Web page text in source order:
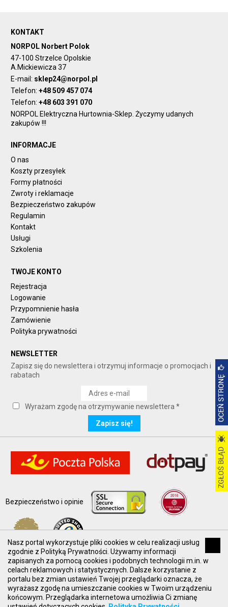
KONTAKT
NORPOL Norbert Polok
47-100 Strzelce Opolskie
A.Mickiewicza 37
E-mail: sklep24@norpol.pl
Telefon:+48 509 457 074
Telefon:+48 603 391 070
NORPOL Elektryczna Hurtownia-Sklep. Życzymy udanych
zakupów !!!
INFORMACJE
O nas
Koszty przesyłek
Formy płatności
Zwroty i reklamacje
Bezpieczeństwo zakupów
Regulamin
Kontakt
Usługi
Szkolenia
TWOJE KONTO
Rejestracja
Logowanie
Przypomnienie hasła
Zamówienie
Polityka prywatności
NEWSLETTER
Zapisz się do newslettera i otrzymuj informacje o promocjach i
rabatach
Wyrażam zgodę na otrzymywanie newslettera *
Bezpieczeństwo i opinie
Prezentowane ceny brutto, z VAT.
© 2017 NORPOL Norbert Polok All rights reserved. /
wykonanie:GTECH.pl
Nasz portal wykorzystuje pliki cookies w celu realizacji usług
zgodnie z Polityką Prywatności. Używamy informacji
zapisanych za pomocą cookies i podobnych technologii m.in. w
celach reklamowych i statystycznych. Dalsze korzystanie z
portalu bez zmian ustawień Twojej przeglądarki oznacza, że
wyrażasz zgodę na umieszczanie cookies w Twoim urządzeniu
końcowym. Przeglądarka internetowa umożliwia Ci zmianę